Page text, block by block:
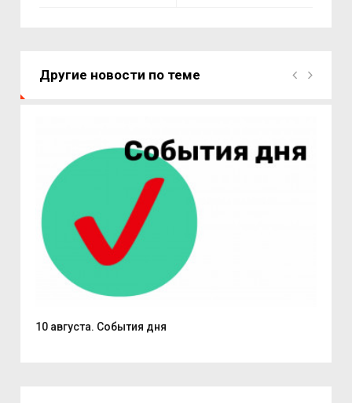
Другие новости по теме
10 августа. События дня